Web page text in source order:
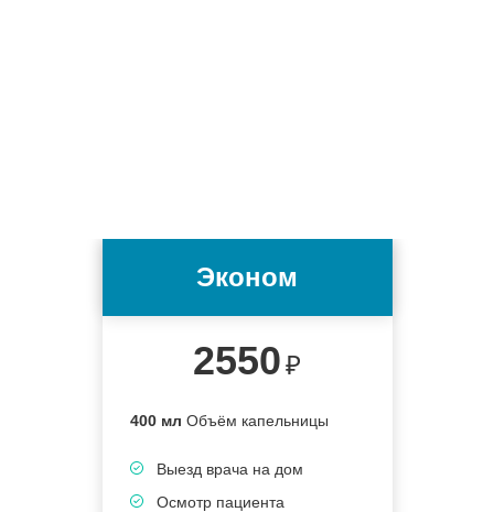
Эконом
2550₽
400 мл Объём капельницы
Выезд врача на дом
Осмотр пациента